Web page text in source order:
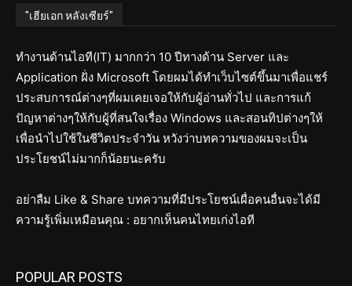
"เฮียเอก หลังเซียร์"
ทำงานด้านไอที(IT) มากกว่า 10 ปีทางด้าน Server และ
Application ฝั่ง Microsoft โดยผมได้ทำเว็บไซต์ขึ้นมาเพื่อแชร์
ประสบการณ์ต่างๆที่ผมเคยเจอให้กับผู้อ่านทั่วไป และการแก้
ปัญหาต่างๆให้กับผู้ที่สนใจเรื่อง Windows และสอนทิปต่างๆให้
เพื่อนำไปใช้ในชีวิตประจำวัน หวังว่าบทความของผมจะเป็น
ประโยชน์ไม่มากก็น้อยนะครับ
อย่าลืม Like & Share บทความที่มีประโยชน์เผื่อคนอื่นจะได้มี
ความรู้เพิ่มเหมือนคุณ : อยากเห็นคนไทยเก่งไอที
POPULAR POSTS